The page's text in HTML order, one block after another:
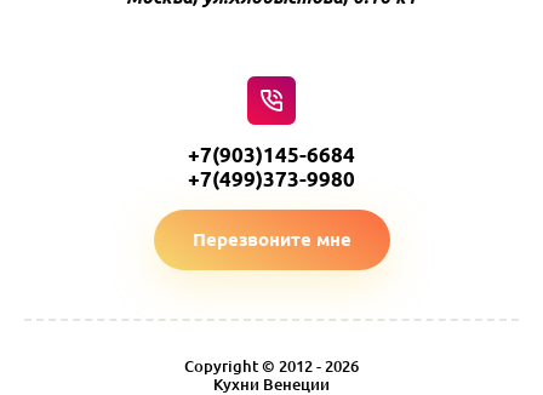
+7(903)145-6684
+7(499)373-9980
Перезвоните мне
Copyright © 2012 - 2026
Кухни Венеции